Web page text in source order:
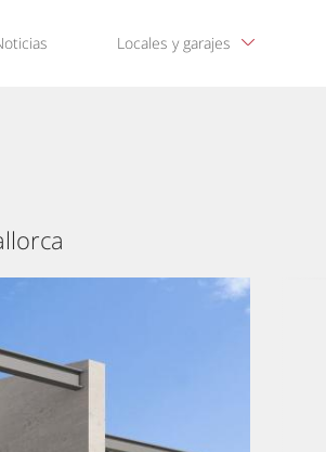
Locales y garajes